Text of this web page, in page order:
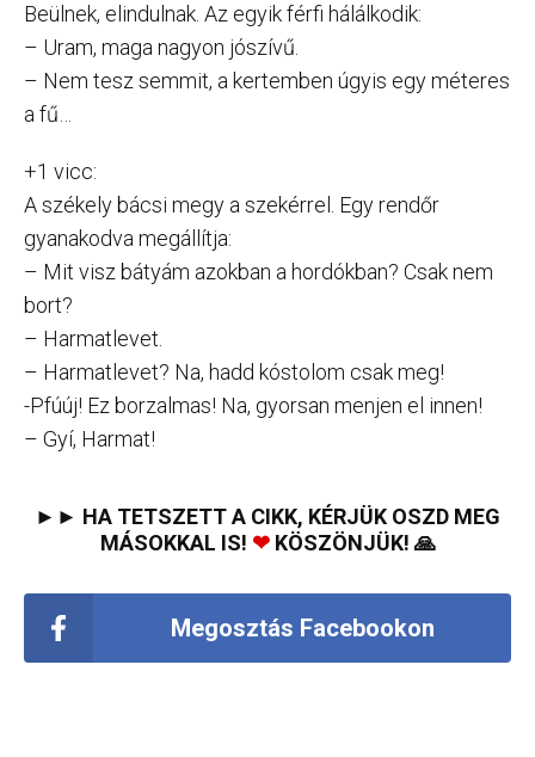
Beülnek, elindulnak. Az egyik férfi hálálkodik:
– Uram, maga nagyon jószívű.
– Nem tesz semmit, a kertemben úgyis egy méteres
a fű…
+1 vicc:
A székely bácsi megy a szekérrel. Egy rendőr
gyanakodva megállítja:
– Mit visz bátyám azokban a hordókban? Csak nem
bort?
– Harmatlevet.
– Harmatlevet? Na, hadd kóstolom csak meg!
-Pfúúj! Ez borzalmas! Na, gyorsan menjen el innen!
– Gyí, Harmat!
►► HA TETSZETT A CIKK, KÉRJÜK OSZD MEG
MÁSOKKAL IS! ❤KÖSZÖNJÜK! 🙏
Megosztás Facebookon